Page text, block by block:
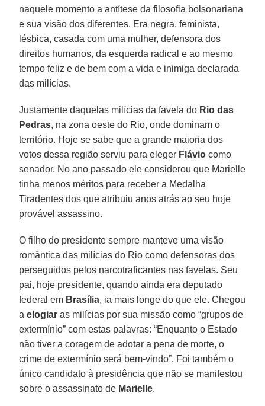
naquele momento a antítese da filosofia bolsonariana
e sua visão dos diferentes. Era negra, feminista,
lésbica, casada com uma mulher, defensora dos
direitos humanos, da esquerda radical e ao mesmo
tempo feliz e de bem com a vida e inimiga declarada
das milícias.
Justamente daquelas milícias da favela do Rio das
Pedras, na zona oeste do Rio, onde dominam o
território. Hoje se sabe que a grande maioria dos
votos dessa região serviu para eleger Flávio como
senador. No ano passado ele considerou que Marielle
tinha menos méritos para receber a Medalha
Tiradentes dos que atribuiu anos atrás ao seu hoje
provável assassino.
O filho do presidente sempre manteve uma visão
romântica das milícias do Rio como defensoras dos
perseguidos pelos narcotraficantes nas favelas. Seu
pai, hoje presidente, quando ainda era deputado
federal em Brasília, ia mais longe do que ele. Chegou
aelogiar as milícias por sua missão como “grupos de
extermínio” com estas palavras: “Enquanto o Estado
não tiver a coragem de adotar a pena de morte, o
crime de extermínio será bem-vindo”. Foi também o
único candidato à presidência que não se manifestou
sobre o assassinato de Marielle.